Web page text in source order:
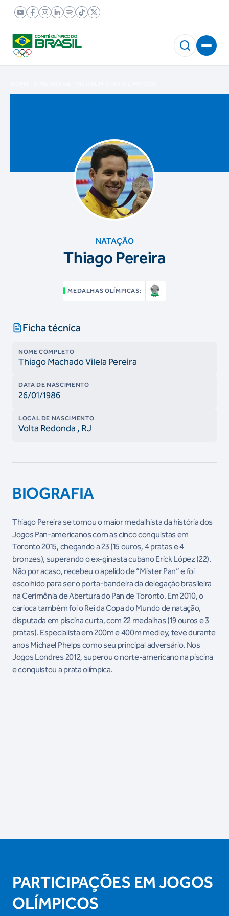
NATAÇÃO
Thiago Pereira
MEDALHAS OLÍMPICAS:
Ficha técnica
NOME COMPLETO
Thiago Machado Vilela Pereira
DATA DE NASCIMENTO
26/01/1986
LOCAL DE NASCIMENTO
Volta Redonda , RJ
BIOGRAFIA
Thiago Pereira se tornou o maior medalhista da história dos
Jogos Pan-americanos com as cinco conquistas em
Toronto 2015, chegando a 23 (15 ouros, 4 pratas e 4
bronzes), superando o ex-ginasta cubano Erick López (22).
Não por acaso, recebeu o apelido de “Mister Pan” e foi
escolhido para ser o porta-bandeira da delegação brasileira
na Cerimônia de Abertura do Pan de Toronto. Em 2010, o
carioca também foi o Rei da Copa do Mundo de natação,
disputada em piscina curta, com 22 medalhas (19 ouros e 3
pratas). Especialista em 200m e 400m medley, teve durante
anos Michael Phelps como seu principal adversário. Nos
Jogos Londres 2012, superou o norte-americano na piscina
e conquistou a prata olímpica.
PARTICIPAÇÕES EM JOGOS
OLÍMPICOS